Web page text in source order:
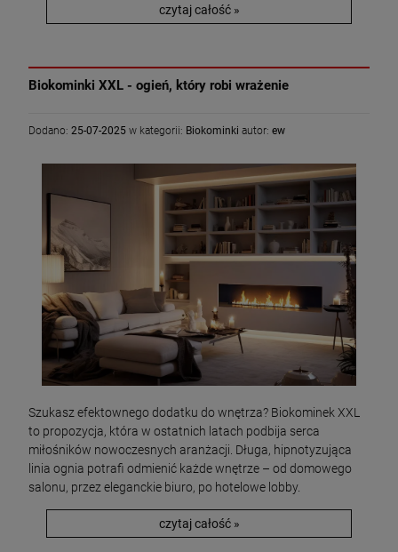
czytaj całość »
Biokominki XXL - ogień, który robi wrażenie
Dodano: 25-07-2025 w kategorii: Biokominki autor: ew
Szukasz efektownego dodatku do wnętrza? Biokominek XXL
to propozycja, która w ostatnich latach podbija serca
miłośników nowoczesnych aranżacji. Długa, hipnotyzująca
linia ognia potrafi odmienić każde wnętrze – od domowego
salonu, przez eleganckie biuro, po hotelowe lobby.
czytaj całość »